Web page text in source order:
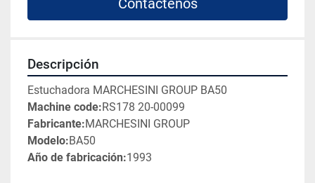
Contáctenos
Descripción
Estuchadora MARCHESINI GROUP BA50
Machine code:RS178 20-00099
Fabricante:MARCHESINI GROUP
Modelo:BA50
Año de fabricación:1993